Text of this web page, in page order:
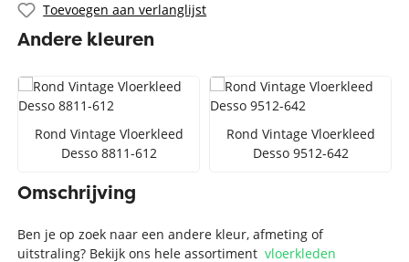
Toevoegen aan verlanglijst
Andere kleuren
Rond Vintage Vloerkleed
Desso 8811-612
Rond Vintage Vloerkleed
Desso 9512-642
Omschrijving
Ben je op zoek naar een andere kleur, afmeting of
uitstraling? Bekijk ons hele assortimentvloerkleden